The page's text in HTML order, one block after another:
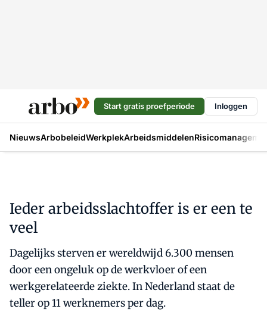
Start gratis proefperiode Inloggen
NieuwsArbobeleidWerkplekArbeidsmiddelen
Ieder arbeidsslachtoffer is er een te
veel
Dagelijks sterven er wereldwijd 6.300 mensen
door een ongeluk op de werkvloer of een
werkgerelateerde ziekte. In Nederland staat de
teller op 11 werknemers per dag.